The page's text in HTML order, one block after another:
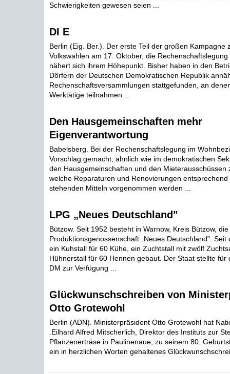
Schwierigkeiten gewesen seien ...
DI E
Berlin (Eig. Ber.). Der erste Teil der großen Kampagne
Volkswahlen am 17. Oktober, die
nähert sich ihrem Höhepunkt. Bisher haben in den
Dörfern der Deutschen Demokratischen Republik
Rechenschaftsversammlungen stattgefunden, an
Werktätige teilnahmen ...
Den Hausgemeinschaften mehr
Eigenverantwortung
Babelsberg. Bei der Rechenschaftslegung im
Vorschlag gemacht, ähnlich wie im demokratischen
den Hausgemeinschaften und den Mieterausschüssen
welche Reparaturen und Renovierungen
stehenden Mitteln vorgenommen werden ...
LPG „Neues Deutschland"
Bützow. Seit 1952 besteht in Warnow, Kreis Bützow,
Produktionsgenossenschaft „Neues Deutschland". Seit
ein Kuhstall für 60 Kühe, ein Zuchtstall mit zwölf
Hühnerstall für 60 Hennen gebaut. Der Staat stellte für
DM zur Verfügung ...
Glückwunschschreiben von
Otto Grotewohl
Berlin (ADN). Ministerpräsident Otto Grotewohl hat
.Eilhard Alfred Mitscherlich, Direktor des Instituts zur
Pflanzenerträse in Paulinenaue, zu seinem 80.
ein in herzlichen Worten gehaltenes